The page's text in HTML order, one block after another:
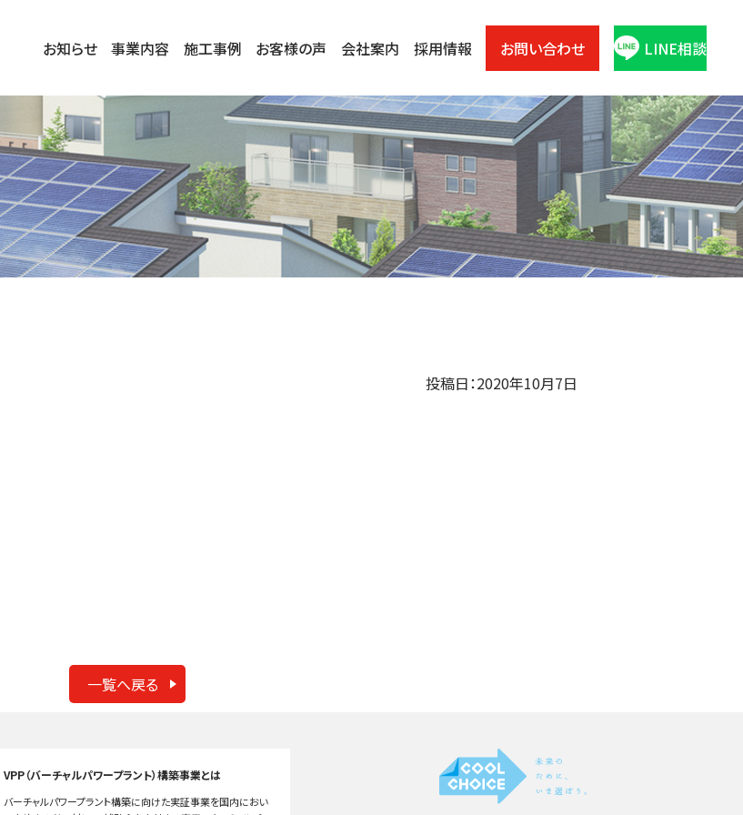
お知らせ 事業内容 施工事例 お客様の声 会社案内 採用情報 お問い合わせ LINE相談
投稿日：2020年10月7日
一覧へ戻る
VPP（バーチャルパワープラント）構築事業とは
バーチャルパワープラント構築に向けた実証事業を国内におい